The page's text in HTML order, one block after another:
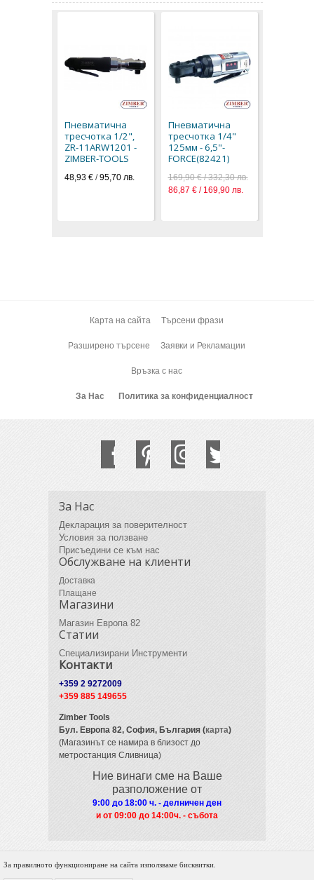
Пневматична
тресчотка 1/2",
ZR-11ARW1201 -
ZIMBER-TOOLS
48,93 €/95,70 лв.
Пневматична
тресчотка 1/4"
125мм - 6,5"-
FORCE(82421)
169,90 € / 332,30 лв.
86,87 € / 169,90 лв.
Карта на сайта Търсени фрази
Разширено търсене Заявки и Рекламации
Връзка с нас
За Нас Политика за конфиденциалност
За Нас
Декларация за поверителност
Условия за ползване
Присъедини се към нас
Обслужване на клиенти
Доставка
Плащане
Магазини
Магазин Европа 82
Статии
Специализирани Инструменти
Контакти
+359 2 9272009
+359 885 149655
Zimber Tools
Бул. Европа 82, София, България (карта)
(Магазинът се намира в близост до
метростанция Сливница)
Ние винаги сме на Ваше
разположение от
9:00 до 18:00 ч. - делничен ден
и от 09:00 до 14:00ч. - събота
© 2012 Zimber Tools. All Rights Reserved.
За правилното функциониране на сайта използваме бисквитки.